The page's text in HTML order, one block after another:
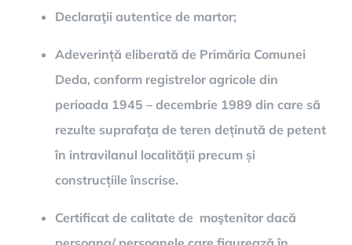
Declaraţii autentice de martor;
Adeverință eliberată de Primăria Comunei
Deda, conform registrelor agricole din
perioada 1945 – decembrie 1989 din care să
rezulte suprafața de teren deținută de petent
în intravilanul localității precum și
construcțiile înscrise.
Certificat de calitate de moştenitor dacă